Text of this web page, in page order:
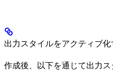
出力スタイルをアクティブ化
作成後、以下を通じて出力ス